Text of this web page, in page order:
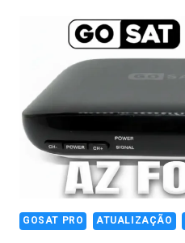
GOSAT PRO ATUALIZAÇÃO